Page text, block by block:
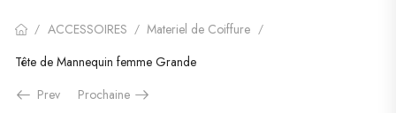
/ ACCESSOIRES / Materiel de Coiffure /
Tête de Mannequin femme Grande
Prev
Prochaine